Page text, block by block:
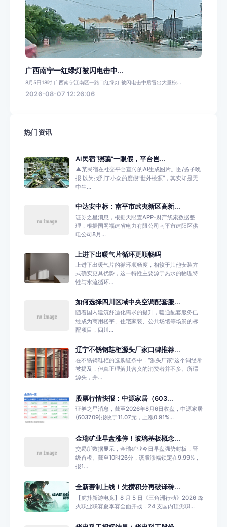
广西南宁一红绿灯被闪电击中...
8月5日18时 广西南宁江南区一路口红绿灯 被闪电击中后冒出大量棕...
2026-08-07 12:26:06
热门资讯
AI民宿“照骗”一眼假，平台岂...
▲某民宿在社交平台宣传的AI生成图片。图/扬子晚
报 以为找到了小众的度假“世外桃源”，其实却是无
中生...
中达安中标：南平市武夷新区高新...
证券之星消息，根据天眼查APP-财产线索数据整
理，根据国网福建省电力有限公司南平市建阳区供
电公司8月...
上进下出暖气片循环更顺畅吗
上进下出暖气片的循环顺畅度，相较于其他安装方
式确实更具优势，这一特性主要源于热水的物理特
性与水流循环...
如何选择四川区域中央空调配套服...
随着国内建筑舒适化需求的提升，暖通配套服务已
经成为商用楼宇、住宅家装、公共场馆等场景的标
配项目，四川...
辽宁不锈钢鞋柜源头厂家口碑推荐...
在不锈钢鞋柜的选购链条中，“源头厂家”这个词经常
被提及，但真正理解其含义的消费者并不多。所谓
源头，并...
股票行情快报：中源家居（603...
证券之星消息，截至2026年8月6日收盘，中源家居
(603709)报收于11.07元，上涨0.91%...
金瑞矿业早盘涨停！玻璃基板概念...
交易所数据显示，金瑞矿业今日早盘强势封板，晋
级首板。截至10时26分，该股涨幅锁定在9.99%，
报1...
全新赛制上线！先攒积分再破译砖...
【虎扑新游电竞】8 月 5 日《三角洲行动》2026 烽
火职业联赛夏季赛全面开战，24 支国内顶尖职...